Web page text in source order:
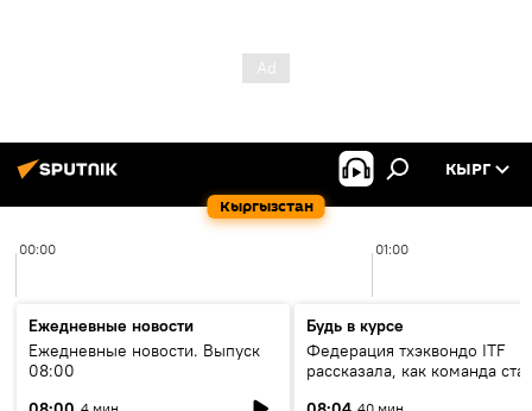
Кыргызстан
КЫРГ
00:00 01:00
Ежедневные новости
Ежедневные новости. Выпуск
08:00
Будь в курсе
Федерация тхэквондо ITF
рассказала, как команда